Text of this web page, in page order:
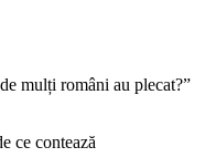
mulți români au plecat?”
ce contează